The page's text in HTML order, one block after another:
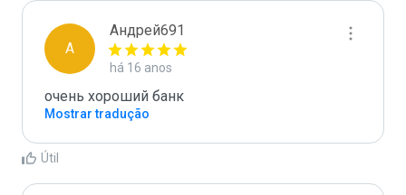
А
Андрей691
há 16 anos
Mostrar tradução
Útil